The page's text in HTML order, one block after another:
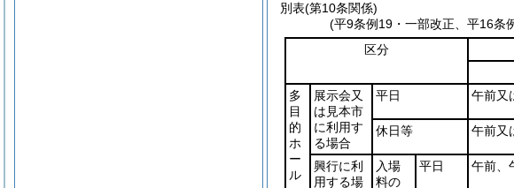
別表(第10条関係)
(平9条例19・一部改正、平16条
区分
多
目
的
ホ
ー
ル
展示会又
は見本市
に利用す
る場合
平日 午前又
休日等 午前又
興行に利
用する場
入場
料の
平日 午前、